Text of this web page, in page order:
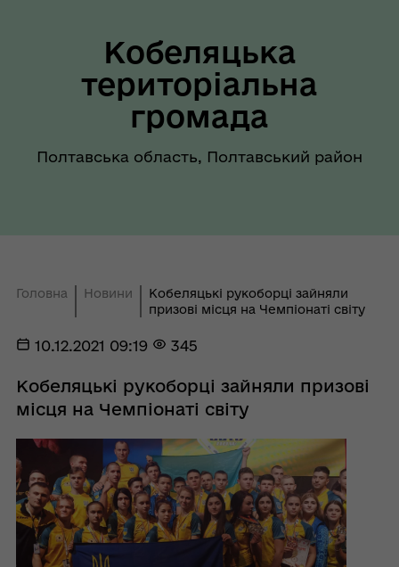
Кобеляцька
територіальна
громада
Полтавська область, Полтавський район
Головна Новини
Кобеляцькі рукоборці зайняли
призові місця на Чемпіонаті світу
10.12.2021 09:19 345
Кобеляцькі рукоборці зайняли призові
місця на Чемпіонаті світу